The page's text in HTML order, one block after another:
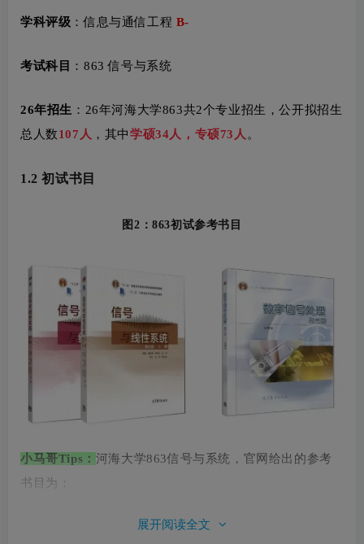
学科评级 ：信息与通信工程 B-
考试科目 ：863 信号与系统
26年招生 ：26年河海大学863共2个专业招生，公开拟招生
总人数107人 ，其中学硕34人，专硕73人。
1.2 初试书目
图 2 ：863初试参考书目
小马哥Tips： 河海大学863信号与系统，官网给出的参考
书
目为：
《《信号与线性系统（上、下）》（第六版），
展开阅读全文